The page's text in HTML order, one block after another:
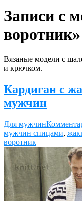
Записи с
воротник»
Вязаные модели с
и крючком.
Кардиган с
мужчин
Для мужчин
мужчин спицами,
воротник